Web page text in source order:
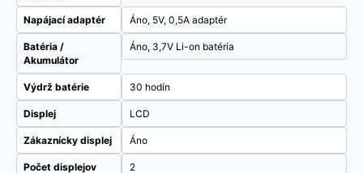
Napájací adaptér Áno, 5V, 0,5A adaptér
Batéria /
Akumulátor
Áno, 3,7V Li-on batéria
Výdrž batérie 30 hodín
Displej LCD
Zákaznícky displej Áno
Počet displejov 2